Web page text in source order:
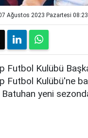
Ağustos 2023 Pazartesi 08:23
Futbol Kulübü
Futbol Kulübü'ne
Batuhan yeni